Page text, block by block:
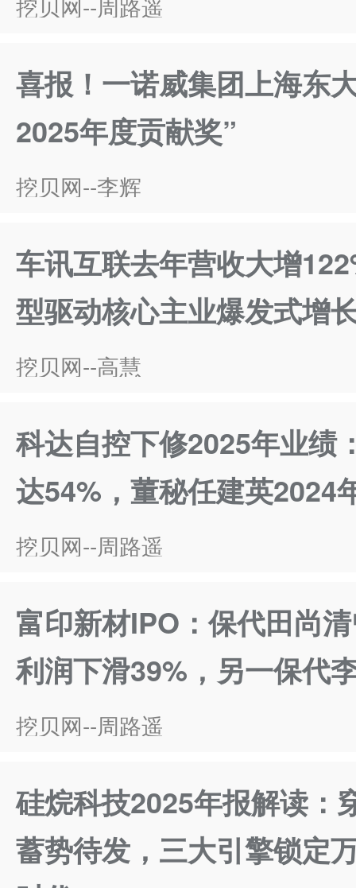
挖贝网--周路遥
喜报！一诺威集团上海东
2025年度贡献奖”
挖贝网--李辉
车讯互联去年营收大增
型驱动核心主业爆发式增
挖贝网--高慧
科达自控下修2025年业绩
达54%，董秘任建英2024
挖贝网--周路遥
富印新材IPO：保代田尚
利润下滑39%，另一保代
挖贝网--周路遥
硅烷科技2025年报解读：
蓄势待发，三大引擎锁定